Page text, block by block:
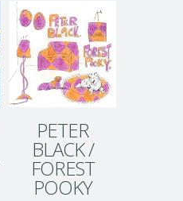
PETER
BLACK /
FOREST
POOKY